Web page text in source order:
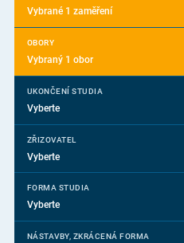
Vybrané 1 zaměření
OBORY
Vybraný 1 obor
UKONČENÍ STUDIA
Vyberte
ZŘIZOVATEL
Vyberte
FORMA STUDIA
Vyberte
NÁSTAVBY, ZKRÁCENÁ FORMA